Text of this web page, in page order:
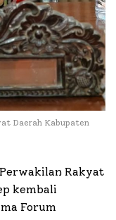
Daerah Kabupaten
Rakyat
kembali
Forum